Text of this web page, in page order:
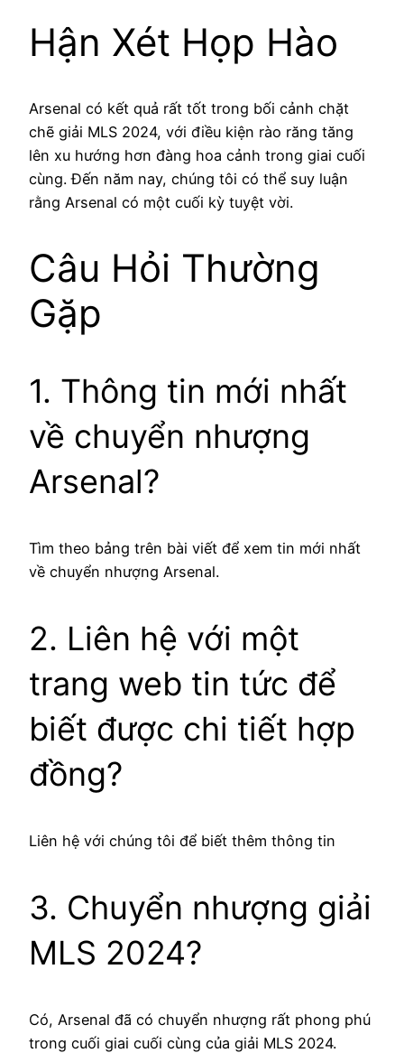
Hận Xét Họp Hào
Arsenal có kết quả rất tốt trong bối cảnh chặt
chẽ giải MLS 2024, với điều kiện rào răng tăng
lên xu hướng hơn đàng hoa cảnh trong giai cuối
cùng. Đến năm nay, chúng tôi có thể suy luận
rằng Arsenal có một cuối kỳ tuyệt vời.
Câu Hỏi Thường
Gặp
1. Thông tin mới nhất
về chuyển nhượng
Arsenal?
Tìm theo bảng trên bài viết để xem tin mới nhất
về chuyển nhượng Arsenal.
2. Liên hệ với một
trang web tin tức để
biết được chi tiết hợp
đồng?
Liên hệ với chúng tôi để biết thêm thông tin
3. Chuyển nhượng giải
MLS 2024?
Có, Arsenal đã có chuyển nhượng rất phong phú
trong cuối giai cuối cùng của giải MLS 2024.